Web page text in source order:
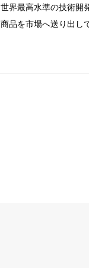
世界最高水準の技術開
商品を市場へ送り出し